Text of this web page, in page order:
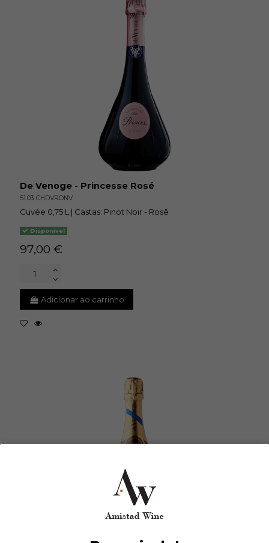
De Venoge - Princesse Rosé
51.03 CHDVRONV
Cuvée 0,75 L | Castas: Pinot Noir - Rosê
Disponivel
97,00 €
Adicionar ao carrinho